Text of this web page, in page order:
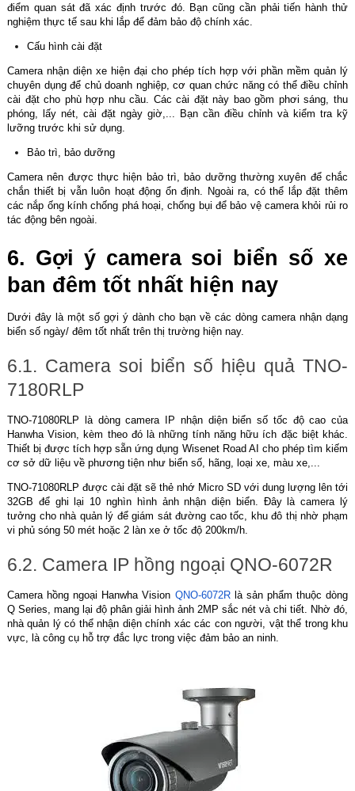
điểm quan sát đã xác định trước đó. Bạn cũng cần phải tiến hành thử
nghiệm thực tế sau khi lắp để đảm bảo độ chính xác.
Cấu hình cài đặt
Camera nhận diện xe hiện đại cho phép tích hợp với phần mềm quản lý
chuyên dụng để chủ doanh nghiệp, cơ quan chức năng có thể điều chỉnh
cài đặt cho phù hợp nhu cầu. Các cài đặt này bao gồm phơi sáng, thu
phóng, lấy nét, cài đặt ngày giờ,... Bạn cần điều chỉnh và kiểm tra kỹ
lưỡng trước khi sử dụng.
Bảo trì, bảo dưỡng
Camera nên được thực hiện bảo trì, bảo dưỡng thường xuyên để chắc
chắn thiết bị vẫn luôn hoạt động ổn định. Ngoài ra, có thể lắp đặt thêm
các nắp ống kính chống phá hoại, chống bụi để bảo vệ camera khỏi rủi ro
tác động bên ngoài.
6. Gợi ý camera soi biển số xe
ban đêm tốt nhất hiện nay
Dưới đây là một số gợi ý dành cho bạn về các dòng camera nhận dạng
biển số ngày/ đêm tốt nhất trên thị trường hiện nay.
6.1. Camera soi biển số hiệu quả TNO-
7180RLP
TNO-71080RLP là dòng camera IP nhận diện biển số tốc độ cao của
Hanwha Vision, kèm theo đó là những tính năng hữu ích đặc biệt khác.
Thiết bị được tích hợp sẵn ứng dụng Wisenet Road AI cho phép tìm kiếm
cơ sở dữ liệu về phương tiện như biển số, hãng, loại xe, màu xe,...
TNO-71080RLP được cài đặt sẽ thẻ nhớ Micro SD với dung lượng lên tới
32GB để ghi lại 10 nghìn hình ảnh nhận diện biển. Đây là camera lý
tưởng cho nhà quản lý để giám sát đường cao tốc, khu đô thị nhờ phạm
vi phủ sóng 50 mét hoặc 2 làn xe ở tốc độ 200km/h.
6.2. Camera IP hồng ngoại QNO-6072R
Camera hồng ngoại Hanwha Vision QNO-6072Rlà sản phẩm thuộc dòng
Q Series, mang lại độ phân giải hình ảnh 2MP sắc nét và chi tiết. Nhờ đó,
nhà quản lý có thể nhận diện chính xác các con người, vật thể trong khu
vực, là công cụ hỗ trợ đắc lực trong việc đảm bảo an ninh.